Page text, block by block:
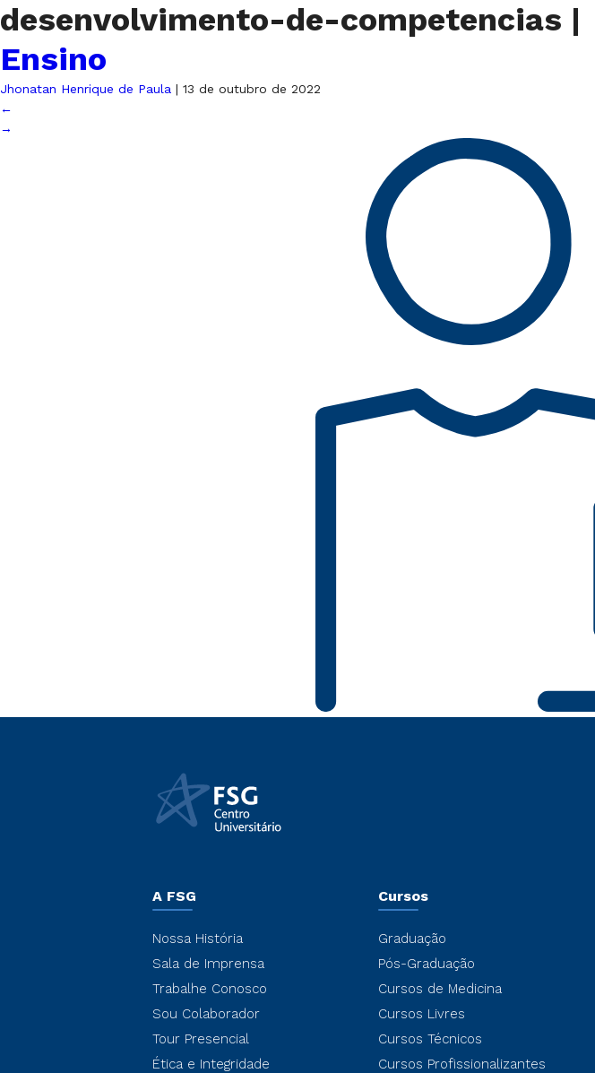
desenvolvimento-de-competencias |
Ensino
Jhonatan Henrique de Paula | 13 de outubro de 2022
←
→
A FSG
Nossa História
Sala de Imprensa
Trabalhe Conosco
Sou Colaborador
Tour Presencial
Ética e Integridade
Cursos
Graduação
Pós-Graduação
Cursos de Medicina
Cursos Livres
Cursos Técnicos
Cursos Profissionalizantes